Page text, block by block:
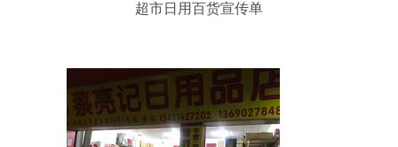
超市日用百货宣传单